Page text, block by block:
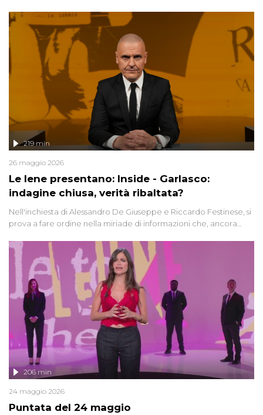
Le Iene presentano: Inside - Garlasco:
indagine chiusa, verità ribaltata?
219 min
26 maggio 2026
Nell'inchiesta di Alessandro De Giuseppe e Riccardo Festinese, si
prova a fare ordine nella miriade di informazioni che, ancora
giudiziarie più discusse degli ultimi anni. Lo speciale ricostruisce la
vicenda mettendo in fila testimonianze, errori, dettagli
controversi e i protagonisti di un'indagine che sembra non avere
fine.
Puntata del 24 maggio
206 min
24 maggio 2026